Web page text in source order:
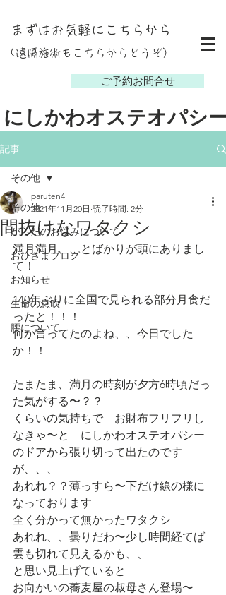
ご予約お問合せ
にしかわオステオパシー
まずはお気軽にこちらから
(遠隔施術もこちらからどうぞ）
記事
その他
からだのお悩みについて
おひさまブログ
お知らせ
生命の息吹
腰について
その他
間抜けなワタクシ
paruten4
2021年11月20日 読了時間: 2分
満月満月、、とばかりが頭にありまし
て！
140年ぶりに全国で見られる部分月食だ
ったと！！！
何か言ってたのよね、、今日でした
か！！
たまたま、満月の時刻が夕方6時頃だっ
た気がする〜？？
くらいの気持ちで　お財布フリフリし
なきゃ〜と　にしかわオステオパシー
のドアから張り切って出たのです
が、、、
あれれ？？薄っすら〜下だけ線の様に
なっております
全く分かって無かったワタクシ
あれれ、、曇りだわ〜少し時間経てば
雲も切れて見えるかも、、
と思い見上げていると
お向かいの蕎麦屋の叔母さん登場〜